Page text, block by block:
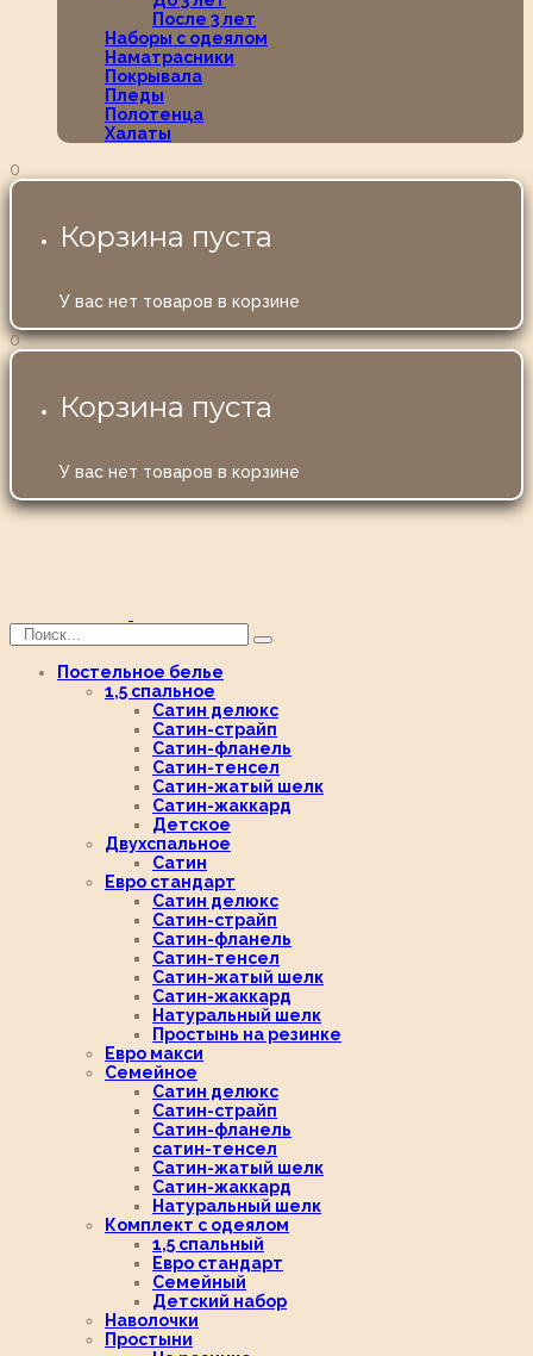
После 3 лет
Наборы с одеялом
Наматрасники
Покрывала
Пледы
Полотенца
Халаты
0
Корзина пуста
У вас нет товаров в корзине
0
Корзина пуста
У вас нет товаров в корзине
Постельное белье
1,5 спальное
Сатин делюкс
Сатин-страйп
Сатин-фланель
Сатин-тенсел
Сатин-жатый шелк
Сатин-жаккард
Детское
Двухспальное
Сатин
Евро стандарт
Сатин делюкс
Сатин-страйп
Сатин-фланель
Сатин-тенсел
Сатин-жатый шелк
Сатин-жаккард
Натуральный шелк
Простынь на резинке
Евро макси
Семейное
Сатин делюкс
Сатин-страйп
Сатин-фланель
сатин-тенсел
Сатин-жатый шелк
Сатин-жаккард
Натуральный шелк
Комплект с одеялом
1,5 спальный
Евро стандарт
Семейный
Детский набор
Наволочки
Простыни